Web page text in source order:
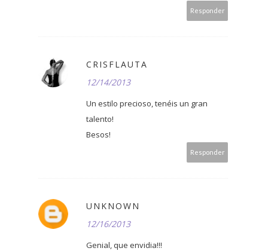
Responder
CRISFLAUTA
12/14/2013
Un estilo precioso, tenéis un gran
talento!
Besos!
Responder
UNKNOWN
12/16/2013
Genial, que envidia!!!